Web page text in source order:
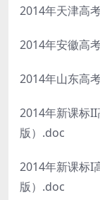
2014年天津高
2014年安徽高
2014年山东高
2014年新课标
版）.doc
2014年新课标I
版）.doc